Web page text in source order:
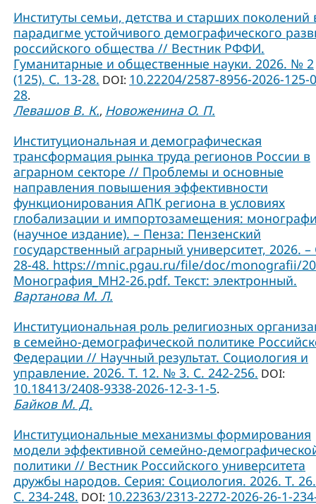
Институты семьи, детства и старших поколений
парадигме устойчивого демографического
российского общества // Вестник РФФИ.
Гуманитарные и общественные науки. 2026. № 2
(125). С. 13-28. DOI: 10.22204/2587-8956-2026-125-
28.
Левашов В. К., Новоженина О. П.
Институциональная и демографическая
трансформация рынка труда регионов России в
аграрном секторе // Проблемы и основные
направления повышения эффективности
функционирования АПК региона в условиях
глобализации и импортозамещения:
(научное издание). – Пенза: Пензенский
государственный аграрный университет, 2026. –
28-48. https://mnic.pgau.ru/file/doc/monografii/
Монография_МН2-26.pdf. Текст: электронный.
Вартанова М. Л.
Институциональная роль религиозных
в семейно-демографической политике
Федерации // Научный результат. Социология и
управление. 2026. Т. 12. № 3. С. 242-256. DOI:
10.18413/2408-9338-2026-12-3-1-5.
Байков М. Д.
Институциональные механизмы формирования
модели эффективной семейно-
политики // Вестник Российского университета
дружбы народов. Серия: Социология. 2026. Т.
C. 234-248. DOI: 10.22363/2313-2272-2026-26-1-